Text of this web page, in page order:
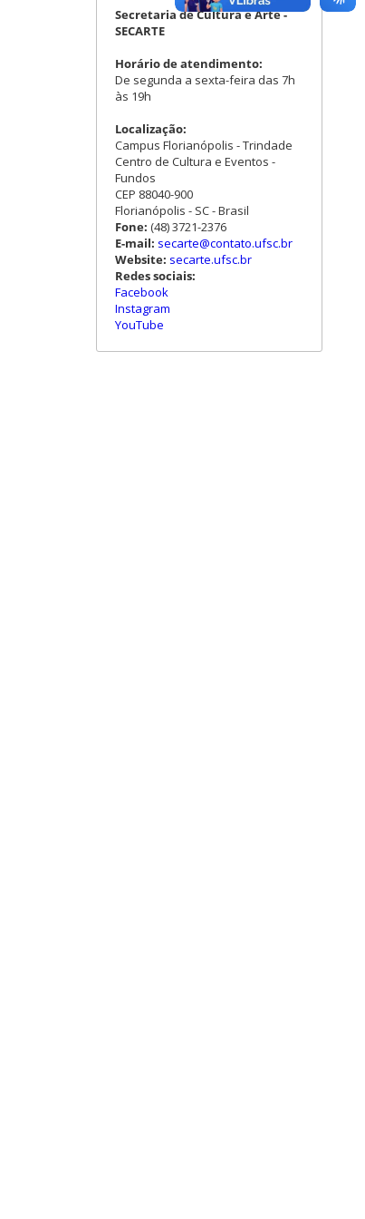
Secretaria de Cultura e Arte -
SECARTE
Horário de atendimento:
De segunda a sexta-feira das 7h
às 19h
Localização:
Campus Florianópolis - Trindade
Centro de Cultura e Eventos -
Fundos
CEP 88040-900
Florianópolis - SC - Brasil
Fone: (48) 3721-2376
E-mail: secarte@contato.ufsc.br
Website: secarte.ufsc.br
Redes sociais:
Facebook
Instagram
YouTube